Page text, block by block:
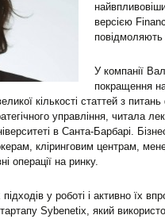
версією
повідмоляють
У компанії
покращення
кількості статтей з питань
управління, читала
в Санта-Барбарі.
кліринговим центрам,
операції на ринку.
у роботі і активно їх
Sybenetix, який